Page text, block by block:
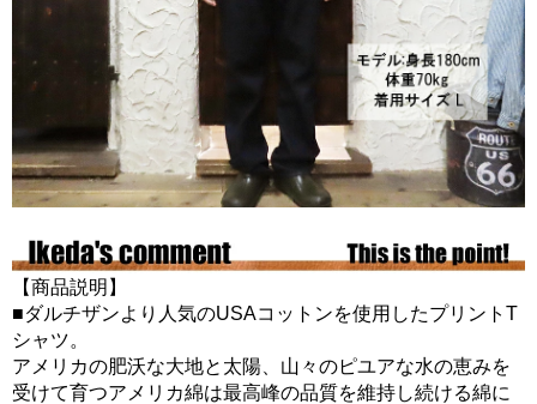
【商品説明】
■ダルチザンより人気のUSAコットンを使用したプリントT
シャツ。
アメリカの肥沃な大地と太陽、山々のピユアな水の恵みを
受けて育つアメリカ綿は最高峰の品質を維持し続ける綿に